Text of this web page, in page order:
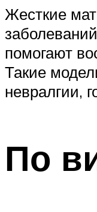
Жесткие
помогают
Такие
невралгии,
По